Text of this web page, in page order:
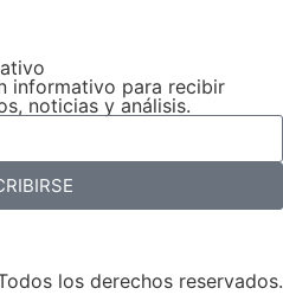
informativo para recibir
noticias y análisis.
los derechos reservados.